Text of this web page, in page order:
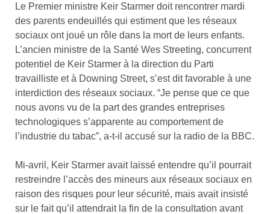
Le Premier ministre Keir Starmer doit rencontrer mardi
des parents endeuillés qui estiment que les réseaux
sociaux ont joué un rôle dans la mort de leurs enfants.
L’ancien ministre de la Santé Wes Streeting, concurrent
potentiel de Keir Starmer à la direction du Parti
travailliste et à Downing Street, s’est dit favorable à une
interdiction des réseaux sociaux. “Je pense que ce que
nous avons vu de la part des grandes entreprises
technologiques s’apparente au comportement de
l’industrie du tabac”, a-t-il accusé sur la radio de la BBC.
Mi-avril, Keir Starmer avait laissé entendre qu’il pourrait
restreindre l’accès des mineurs aux réseaux sociaux en
raison des risques pour leur sécurité, mais avait insisté
sur le fait qu’il attendrait la fin de la consultation avant